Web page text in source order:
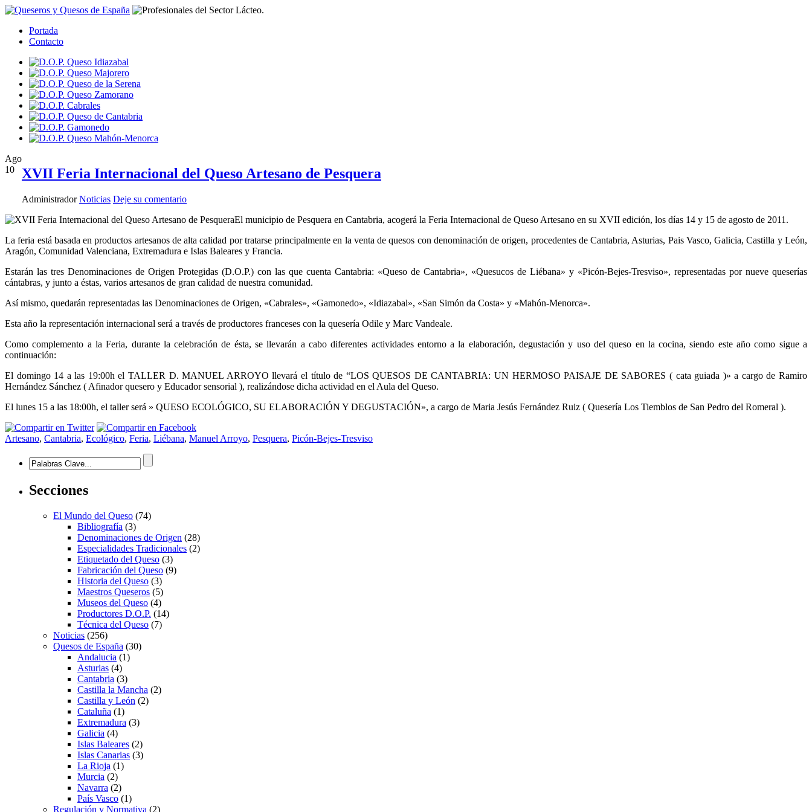
Portada
Contacto
Ago
10
XVII Feria Internacional del Queso Artesano de Pesquera
Administrador Noticias Deje su comentario
El municipio de Pesquera en Cantabria, acogerá la Feria Internacional de Queso Artesano en su XVII edición, los días 14 y 15 de agosto de 2011.
La feria está basada en productos artesanos de alta calidad por tratarse principalmente en la venta de quesos con denominación de origen, procedentes de Cantabria, Asturias, Pais Vasco, Galicia, Castilla y León,
Aragón, Comunidad Valenciana, Extremadura e Islas Baleares y Francia.
Estarán las tres Denominaciones de Origen Protegidas (D.O.P.) con las que cuenta Cantabria: «Queso de Cantabria», «Quesucos de Liébana» y «Picón-Bejes-Tresviso», representadas por nueve queserías
cántabras, y junto a éstas, varios artesanos de gran calidad de nuestra comunidad.
Así mismo, quedarán representadas las Denominaciones de Origen, «Cabrales», «Gamonedo», «Idiazabal», «San Simón da Costa» y «Mahón-Menorca».
Esta año la representación internacional será a través de productores franceses con la quesería Odile y Marc Vandeale.
Como complemento a la Feria, durante la celebración de ésta, se llevarán a cabo diferentes actividades entorno a la elaboración, degustación y uso del queso en la cocina, siendo este año como sigue a
continuación:
El domingo 14 a las 19:00h el TALLER D. MANUEL ARROYO llevará el título de “LOS QUESOS DE CANTABRIA: UN HERMOSO PAISAJE DE SABORES ( cata guiada )» a cargo de Ramiro
Hernández Sánchez ( Afinador quesero y Educador sensorial ), realizándose dicha actividad en el Aula del Queso.
El lunes 15 a las 18:00h, el taller será » QUESO ECOLÓGICO, SU ELABORACIÓN Y DEGUSTACIÓN», a cargo de Maria Jesús Fernández Ruiz ( Quesería Los Tiemblos de San Pedro del Romeral ).
Artesano, Cantabria, Ecológico, Feria, Liébana, Manuel Arroyo, Pesquera, Picón-Bejes-Tresviso
Secciones
El Mundo del Queso (74)
Bibliografía (3)
Denominaciones de Origen (28)
Especialidades Tradicionales (2)
Etiquetado del Queso (3)
Fabricación del Queso (9)
Historia del Queso (3)
Maestros Queseros (5)
Museos del Queso (4)
Productores D.O.P. (14)
Técnica del Queso (7)
Noticias (256)
Quesos de España (30)
Andalucia (1)
Asturias (4)
Cantabria (3)
Castilla la Mancha (2)
Castilla y León (2)
Cataluña (1)
Extremadura (3)
Galicia (4)
Islas Baleares (2)
Islas Canarias (3)
La Rioja (1)
Murcia (2)
Navarra (2)
País Vasco (1)
Regulación y Normativa (2)